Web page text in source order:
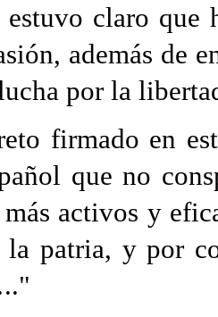
claro que
además de
por la
firmado en
que no
activos y
patria, y por